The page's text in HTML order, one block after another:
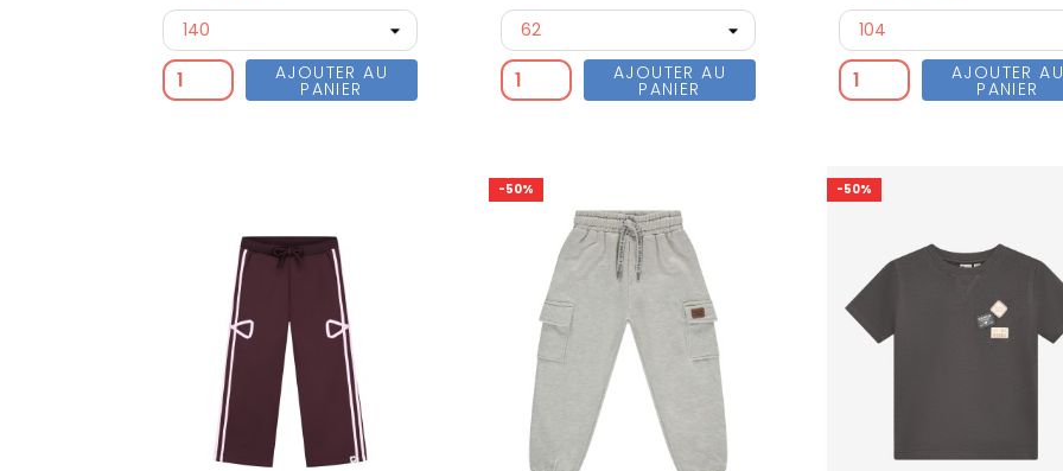
AJOUTER AU
PANIER
AJOUTER AU
PANIER
AJOUTER AU
PANIER
-50% -50%